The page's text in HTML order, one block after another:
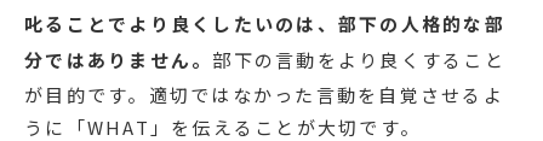
叱ることでより良くしたいのは、部下の人格的な部
分ではありません。 部下の言動をより良くすること
が目的です。適切ではなかった言動を自覚させるよ
うに「WHAT」を伝えることが大切です。